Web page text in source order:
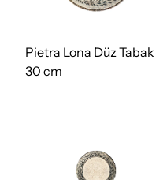
Pietra Lona Düz Tabak
30 cm